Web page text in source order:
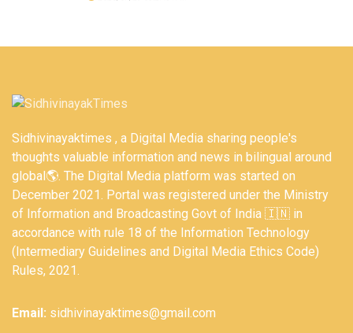
Sidhivinayaktimes , a Digital Media sharing people's
thoughts valuable information and news in bilingual around
global🌎. The Digital Media platform was started on
December 2021. Portal was registered under the Ministry
of Information and Broadcasting Govt of India 🇮🇳 in
accordance with rule 18 of the Information Technology
(Intermediary Guidelines and Digital Media Ethics Code)
Rules, 2021.
Email: sidhivinayaktimes@gmail.com